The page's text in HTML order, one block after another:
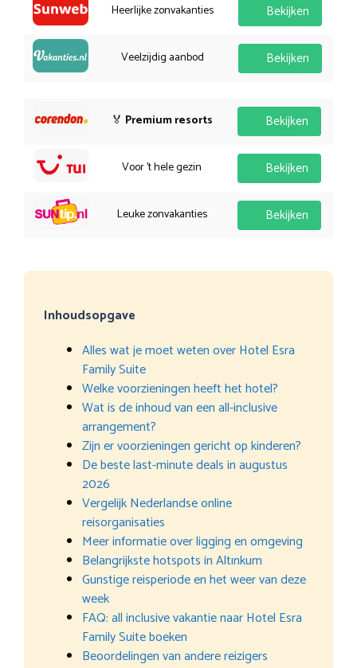
Heerlijke zonvakanties Bekijken
Veelzijdig aanbod Bekijken
🏅 Premium resorts Bekijken
Voor 't hele gezin Bekijken
Leuke zonvakanties Bekijken
Inhoudsopgave
Alles wat je moet weten over Hotel Esra
Family Suite
Welke voorzieningen heeft het hotel?
Wat is de inhoud van een all-inclusive
arrangement?
Zijn er voorzieningen gericht op kinderen?
De beste last-minute deals in augustus
2026
Vergelijk Nederlandse online
reisorganisaties
Meer informatie over ligging en omgeving
Belangrijkste hotspots in Altınkum
Gunstige reisperiode en het weer van deze
week
FAQ: all inclusive vakantie naar Hotel Esra
Family Suite boeken
Beoordelingen van andere reizigers